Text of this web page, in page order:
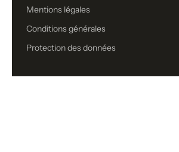
Mentions légales
Conditions générales
Protection des données